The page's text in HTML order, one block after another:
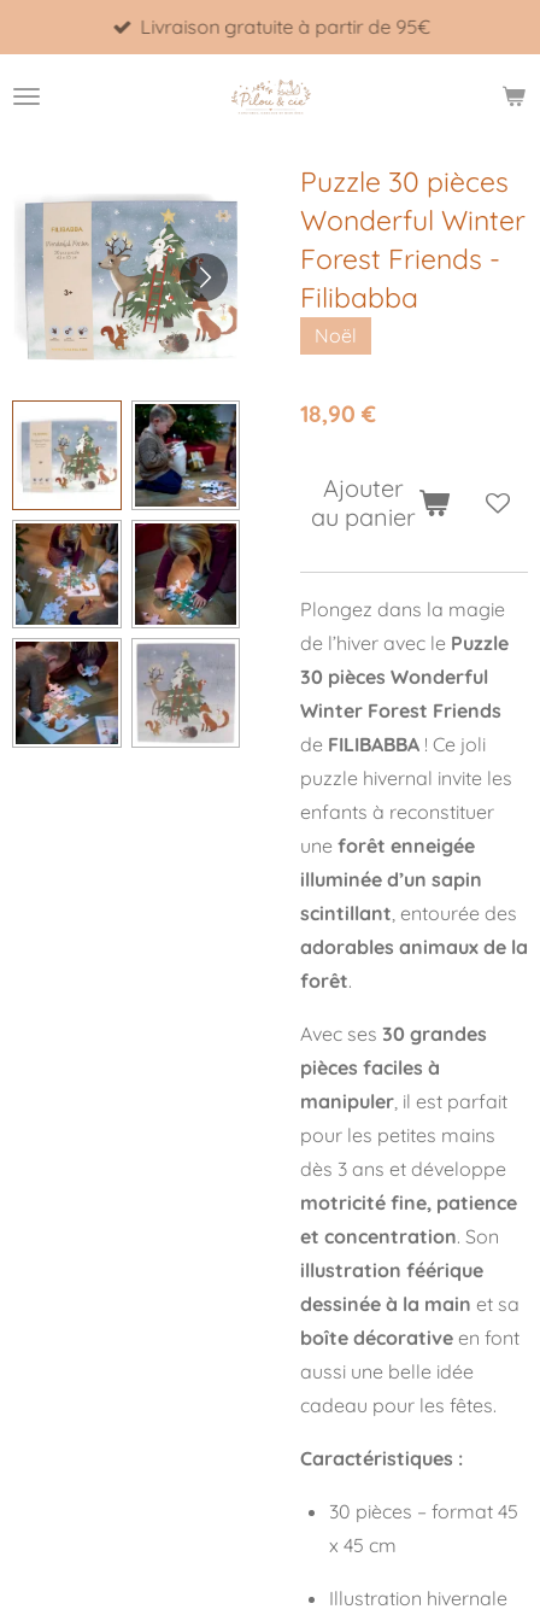
au
contenu
Livraison gratuite à partir de 95€
Puzzle 30 pièces
Wonderful Winter
Forest Friends -
Filibabba
Noël
18,90 €
Ajouter
au panier
Plongez dans la magie
de l’hiver avec le Puzzle
30 pièces Wonderful
Winter Forest Friends
de FILIBABBA ! Ce joli
puzzle hivernal invite les
enfants à reconstituer
une forêt enneigée
illuminée d’un sapin
scintillant, entourée des
adorables animaux de la
forêt.
Avec ses 30 grandes
pièces faciles à
manipuler, il est parfait
pour les petites mains
dès 3 ans et développe
motricité fine, patience
et concentration. Son
illustration féérique
dessinée à la main et sa
boîte décorative en font
aussi une belle idée
cadeau pour les fêtes.
Caractéristiques :
30 pièces – format 45
x 45 cm
Illustration hivernale